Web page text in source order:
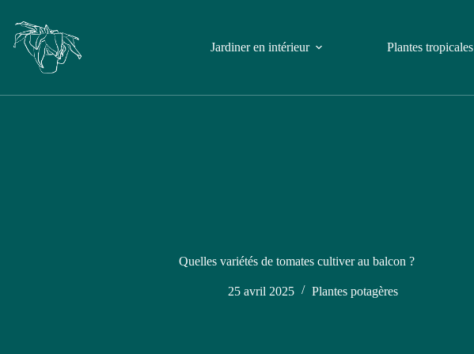
Jardiner en intérieur Plantes tropicales
Quelles variétés de tomates cultiver au balcon ?
25 avril 2025 Plantes potagères